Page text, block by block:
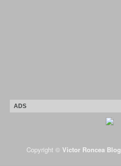
ADS
Copyright © Victor Roncea Blog